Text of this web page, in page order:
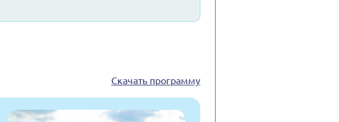
Скачать программу